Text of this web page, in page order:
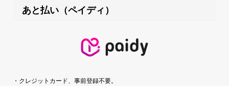
あと払い（ペイディ）
・クレジットカード、事前登録不要。